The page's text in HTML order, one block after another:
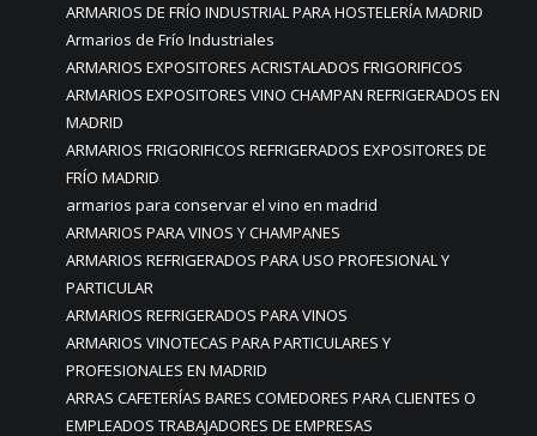
ARMARIOS DE FRÍO INDUSTRIAL PARA HOSTELERÍA MADRID
Armarios de Frío Industriales
ARMARIOS EXPOSITORES ACRISTALADOS FRIGORIFICOS
ARMARIOS EXPOSITORES VINO CHAMPAN REFRIGERADOS EN
MADRID
ARMARIOS FRIGORIFICOS REFRIGERADOS EXPOSITORES DE
FRÍO MADRID
armarios para conservar el vino en madrid
ARMARIOS PARA VINOS Y CHAMPANES
ARMARIOS REFRIGERADOS PARA USO PROFESIONAL Y
PARTICULAR
ARMARIOS REFRIGERADOS PARA VINOS
ARMARIOS VINOTECAS PARA PARTICULARES Y
PROFESIONALES EN MADRID
ARRAS CAFETERÍAS BARES COMEDORES PARA CLIENTES O
EMPLEADOS TRABAJADORES DE EMPRESAS